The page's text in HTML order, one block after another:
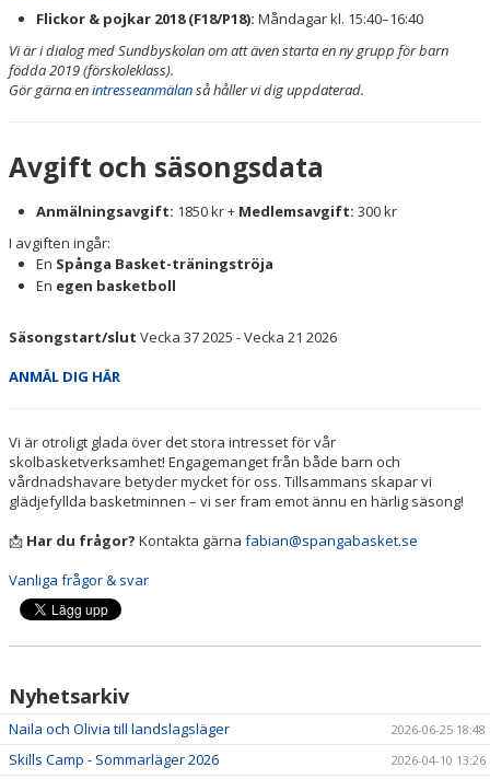
Flickor & pojkar 2018 (F18/P18): Måndagar kl. 15:40–16:40
Vi är i dialog med Sundbyskolan om att även starta en ny grupp för barn
födda 2019 (förskoleklass).
Gör gärna enintresseanmälanså håller vi dig uppdaterad.
Avgift och säsongsdata
Anmälningsavgift: 1850 kr + Medlemsavgift: 300 kr
I avgiften ingår:
En Spånga Basket-träningströja
En egen basketboll
Säsongstart/slut Vecka 37 2025 - Vecka 21 2026
ANMÄL DIG HÄR
Vi är otroligt glada över det stora intresset för vår
skolbasketverksamhet! Engagemanget från både barn och
vårdnadshavare betyder mycket för oss. Tillsammans skapar vi
glädjefyllda basketminnen – vi ser fram emot ännu en härlig säsong!
📩 Har du frågor? Kontakta gärna fabian@spangabasket.se
Vanliga frågor & svar
Nyhetsarkiv
Naila och Olivia till landslagsläger 2026-06-25 18:48
Skills Camp - Sommarläger 2026 2026-04-10 13:26